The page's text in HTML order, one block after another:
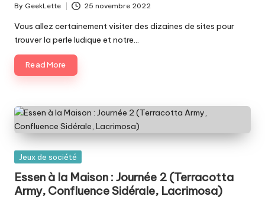
Posted
by
By GeekLette 25 novembre 2022
Vous allez certainement visiter des dizaines de sites pour
trouver la perle ludique et notre…
Read More
Posted
Jeux de société
Essen à la Maison : Journée 2 (Terracotta
Army, Confluence Sidérale, Lacrimosa)